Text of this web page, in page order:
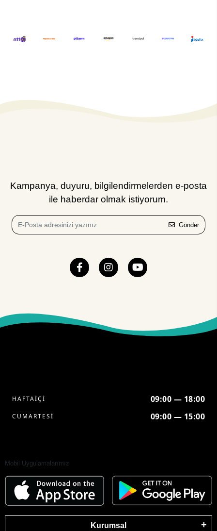
Kampanya, duyuru, bilgilendirmelerden e-posta
ile haberdar olmak istiyorum.
Gönder
HAFTAİÇİ 09:00 — 18:00
CUMARTESİ 09:00 — 15:00
Mobil Uygulamalarımız
Kurumsal